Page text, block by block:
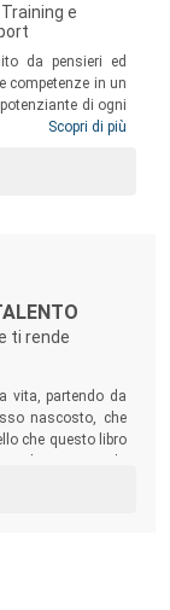
e
da pensieri ed
competenze in un
di ogni
che deve essere
ricco di spunti
coach.
Scopri di più
ti rende
vita, partendo da
nascosto, che
che questo libro